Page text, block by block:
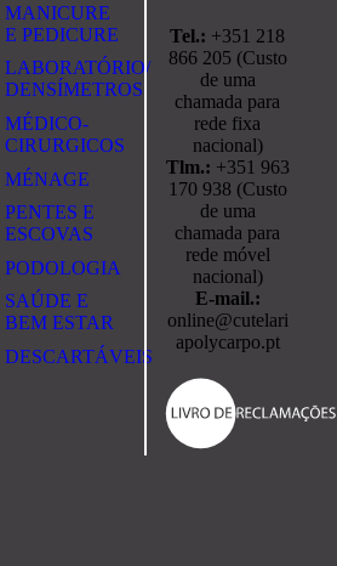
MANICURE
E PEDICURE
LABORATÓRIO/
DENSÍMETROS
MÉDICO-
CIRURGICOS
MÉNAGE
PENTES E
ESCOVAS
PODOLOGIA
SAÚDE E
BEM ESTAR
DESCARTÁVEIS
Tel.: +351 218
866 205 (Custo
de uma
chamada para
rede fixa
nacional)
Tlm.: +351 963
170 938 (Custo
de uma
chamada para
rede móvel
nacional)
E-mail.:
online@cutelari
apolycarpo.pt